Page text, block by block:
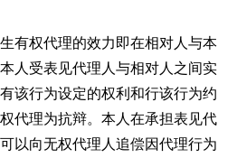
有权代理的效力即在相对人与本
人受表见代理人与相对人之间实
该行为设定的权利和行该行为约
代理为抗辩。本人在承担表见代
以向无权代理人追偿因代理行为